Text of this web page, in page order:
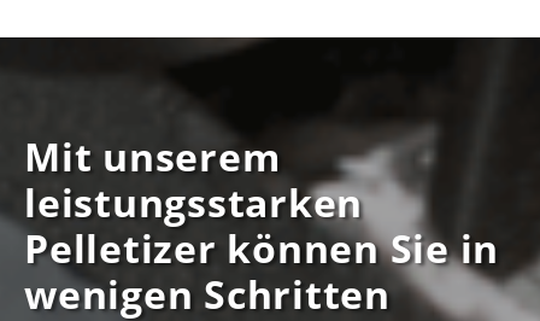
Mit unserem
leistungsstarken
Pelletizer können Sie in
wenigen Schritten